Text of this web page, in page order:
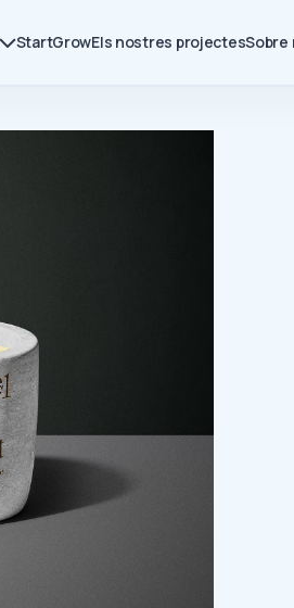
StartGrowEls nostres projectesSobre